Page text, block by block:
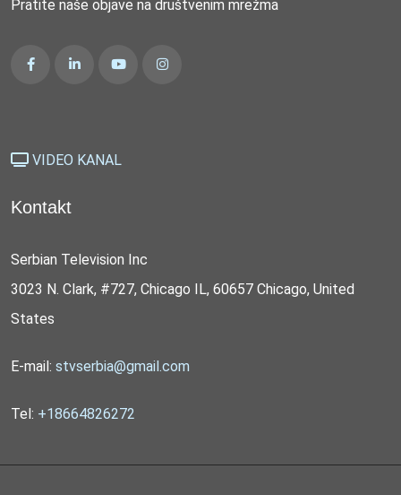
Pratite naše objave na društvenim mrežma
VIDEO KANAL
Kontakt
Serbian Television Inc
3023 N. Clark, #727, Chicago IL, 60657 Chicago, United
States
E-mail: stvserbia@gmail.com
Tel: +18664826272